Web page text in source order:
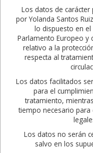
Los datos de
por Yolanda Santos
lo dispuesto en el
Parlamento Europeo y
relativo a la
respecta al
Los datos facilitados
para el
tratamiento,
tiempo necesario para
Los datos no serán
salvo en los